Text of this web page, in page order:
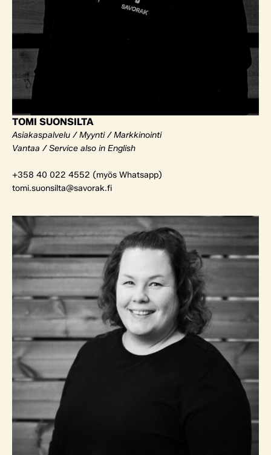
TOMI SUONSILTA
Asiakaspalvelu / Myynti / Markkinointi
Vantaa / Service also in English
+358 40 022 4552 (myös Whatsapp)
tomi.suonsilta@savorak.fi